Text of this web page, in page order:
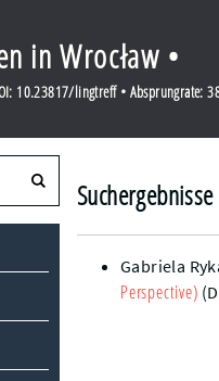
in Wrocław •
10.23817/lingtreff • Absprungrate:
Gabriela
Perspective)